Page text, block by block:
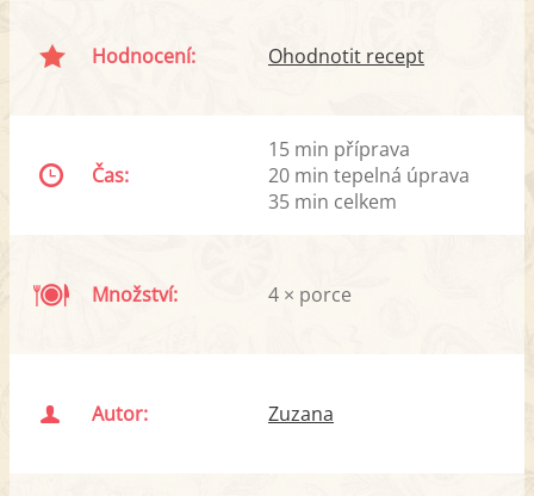
Hodnocení: Ohodnotit recept
Čas:
15 min příprava
20 min tepelná úprava
35 min celkem
Množství: 4 × porce
Autor: Zuzana